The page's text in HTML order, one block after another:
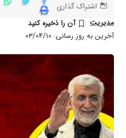
آخرین به روز رسانی: ۰۳/۰۴/۱۰
مدیریت
اشتراک گذاری